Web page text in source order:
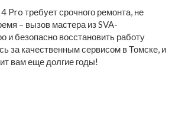
требует срочного ремонта, не
– вызов мастера из SVA-
и безопасно восстановить работу
за качественным сервисом в Томске, и
вам еще долгие годы!